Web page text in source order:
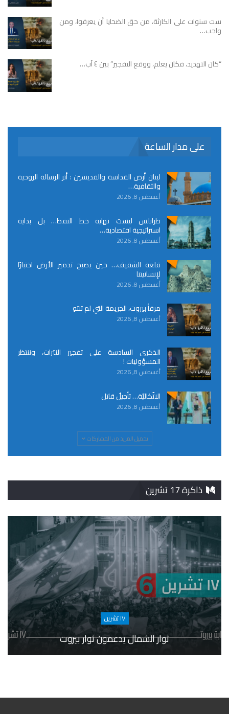
ست سنوات على الكارثة، من حق الضحايا أن يعرفوا، ومن
واجب…
“كان التهديد، فكان يعلم، ووقع التفجير” بين ٤ آب…
على مدار الساعة
لبنان أرض القداسة والقديسين : أثر الرسالة الروحية
والثقافية…
أغسطس 8, 2026
طرابلس ليست نهاية خط النفط… بل بداية
استراتيجية اقتصادية…
أغسطس 8, 2026
قلعة الشقيف… حين يصبح تدمير الأرض اختبارًا
لإنسانيتنا
أغسطس 8, 2026
مرفأ بيروت، الجريمة التي لم تنتهِ
أغسطس 8, 2026
الذكرى السادسة على تفجير النترات، وننتظر
المسؤوليات !
أغسطس 8, 2026
الاتّكاليّة… تأجيلٌ قاتل
أغسطس 8, 2026
تحميل المزيد من المشاركات
ذاكرة 17 تشرين
١٧ تشرين
ثوار الشمال يدعمون ثوار بيروت